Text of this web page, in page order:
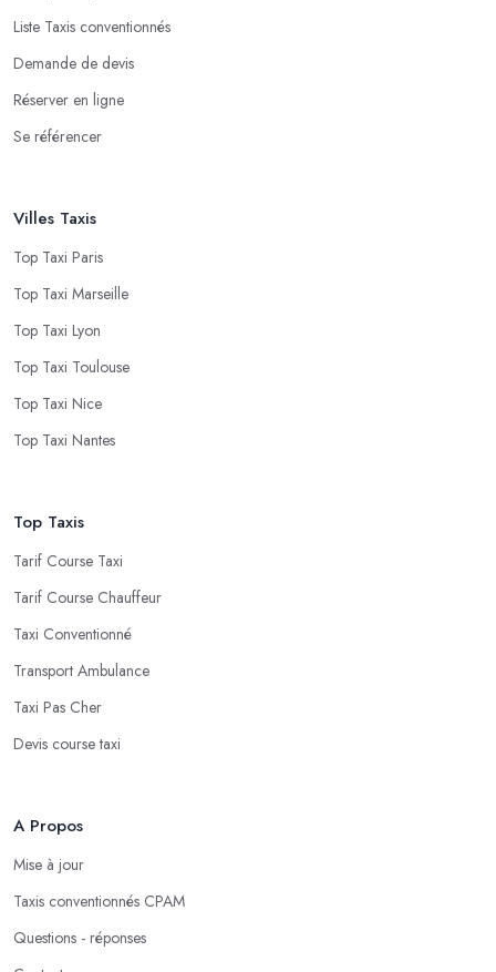
Liste Taxis conventionnés
Demande de devis
Réserver en ligne
Se référencer
Villes Taxis
Top Taxi Paris
Top Taxi Marseille
Top Taxi Lyon
Top Taxi Toulouse
Top Taxi Nice
Top Taxi Nantes
Top Taxis
Tarif Course Taxi
Tarif Course Chauffeur
Taxi Conventionné
Transport Ambulance
Taxi Pas Cher
Devis course taxi
A Propos
Mise à jour
Taxis conventionnés CPAM
Questions - réponses